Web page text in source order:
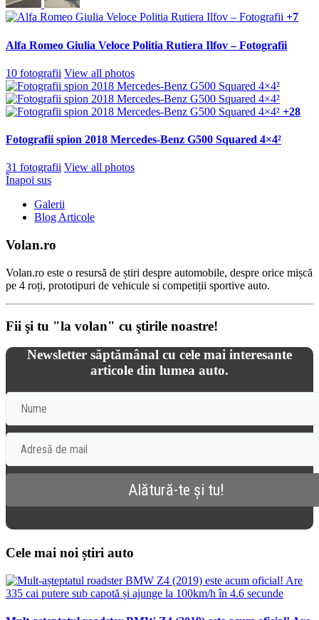
+7
Alfa Romeo Giulia Veloce Politia Rutiera Ilfov – Fotografii
10 fotografii View all photos
+28
Fotografii spion 2018 Mercedes-Benz G500 Squared 4×4²
31 fotografii View all photos
Înapoi sus
Galerii
Blog Articole
Volan.ro
Volan.ro este o resursă de știri despre automobile, despre orice mișcă
pe 4 roți, prototipuri de vehicule si competiții sportive auto.
Fii şi tu "la volan" cu ştirile noastre!
Newsletter săptămânal cu cele mai interesante
articole din lumea auto.
Cele mai noi știri auto